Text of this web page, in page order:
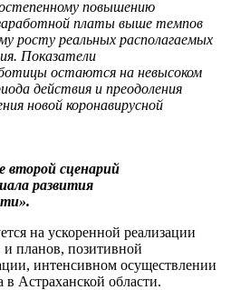
повышению
платы выше темпов
росту реальных располагаемых
Показатели
остаются на невысоком
действия и преодоления
новой коронавирусной
второй сценарий
развития
на ускоренной реализации
планов, позитивной
интенсивном осуществлении
Астраханской области.